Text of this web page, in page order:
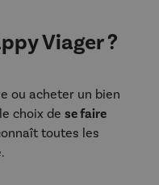
Viager ?
ou acheter un bien
choix de se faire
toutes les